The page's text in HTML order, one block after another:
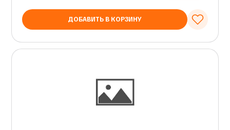
ДОБАВИТЬ В КОРЗИНУ